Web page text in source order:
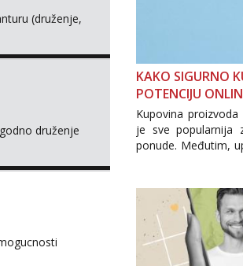
(druženje,
druženje
KAKO SIGURNO
POTENCIJU
Kupovina
je sve popularnija
ponude. Međutim,
se pojavljuju i
internetske